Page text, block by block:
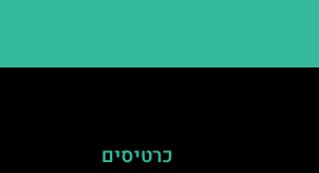
כרטיסים